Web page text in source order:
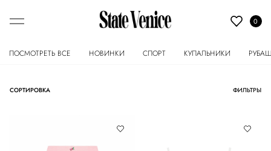
0
ПОСМОТРЕТЬ ВСЕ НОВИНКИ СПОРТ КУПАЛЬНИКИ
СОРТИРОВКА ФИЛЬТРЫ